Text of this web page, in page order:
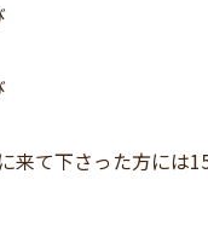
来て下さった方には